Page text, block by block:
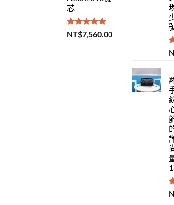
芯
評分 5.00
滿分 5
NT$7,560.00